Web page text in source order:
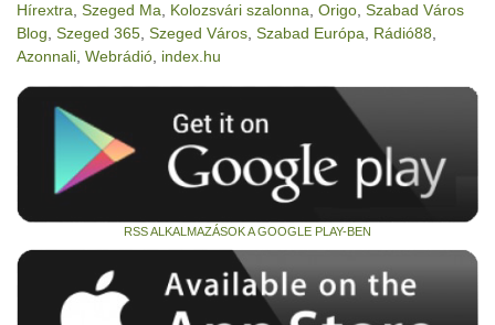
Hírextra Szeged Ma Kolozsvári szalonna Origo Szabad Város
Blog Szeged 365 Szeged Város Szabad Európa Rádió88
Azonnali Webrádió index.hu
RSS ALKALMAZÁSOK A GOOGLE PLAY-BEN